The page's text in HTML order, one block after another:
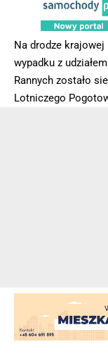
Na drodze
wypadku z
Rannych zostało
Lotniczego